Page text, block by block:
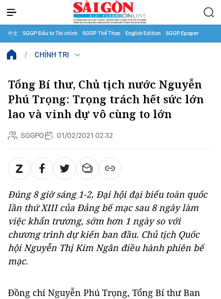
中文 SGGP Đầu tư Tài chính SGGP Thể Thao English Edition SGGP Epaper
CHÍNH TRỊ
Tổng Bí thư, Chủ tịch nước Nguyễn
Phú Trọng: Trọng trách hết sức lớn
lao và vinh dự vô cùng to lớn
SGGPO 01/02/2021 02:32
Đúng 8 giờ sáng 1-2, Đại hội đại biểu toàn quốc
lần thứ XIII của Đảng bế mạc sau 8 ngày làm
việc khẩn trương, sớm hơn 1 ngày so với
chương trình dự kiến ban đầu. Chủ tịch Quốc
hội Nguyễn Thị Kim Ngân điều hành phiên bế
mạc.
Đồng chí Nguyễn Phú Trọng, Tổng Bí thư Ban